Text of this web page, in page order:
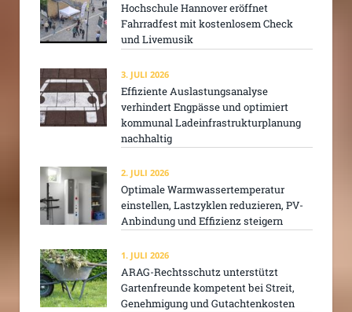
Hochschule Hannover eröffnet
Fahrradfest mit kostenlosem Check
und Livemusik
3. JULI 2026
Effiziente Auslastungsanalyse
verhindert Engpässe und optimiert
kommunal Ladeinfrastrukturplanung
nachhaltig
2. JULI 2026
Optimale Warmwassertemperatur
einstellen, Lastzyklen reduzieren, PV-
Anbindung und Effizienz steigern
1. JULI 2026
ARAG-Rechtsschutz unterstützt
Gartenfreunde kompetent bei Streit,
Genehmigung und Gutachtenkosten